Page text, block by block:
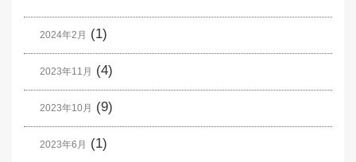
2024年2月 (1)
2023年11月 (4)
2023年10月 (9)
2023年6月 (1)